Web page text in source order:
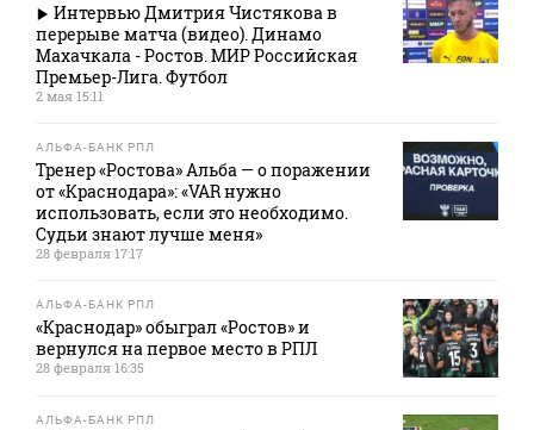
Интервью Дмитрия Чистякова в
перерыве матча (видео). Динамо
Махачкала - Ростов. МИР Российская
Премьер-Лига. Футбол
2 мая 15:11
АЛЬФА-БАНК РПЛ
Тренер «Ростова» Альба — о поражении
от «Краснодара»: «VAR нужно
использовать, если это необходимо.
Судьи знают лучше меня»
28 февраля 17:17
АЛЬФА-БАНК РПЛ
«Краснодар» обыграл «Ростов» и
вернулся на первое место в РПЛ
28 февраля 16:35
АЛЬФА-БАНК РПЛ